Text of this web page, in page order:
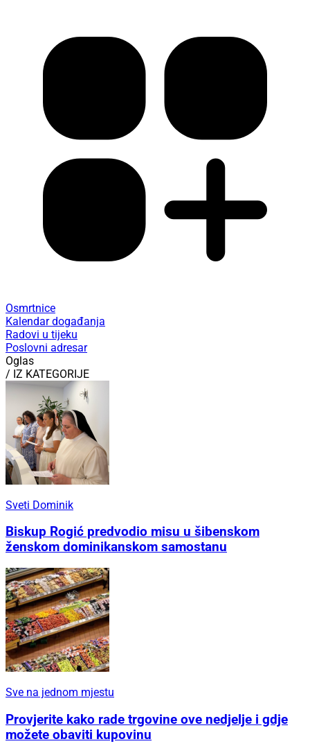
Osmrtnice
Kalendar događanja
Radovi u tijeku
Poslovni adresar
Oglas
/ IZ KATEGORIJE
Sveti Dominik
Biskup Rogić predvodio misu u šibenskom
ženskom dominikanskom samostanu
Sve na jednom mjestu
Provjerite kako rade trgovine ove nedjelje i gdje
možete obaviti kupovinu